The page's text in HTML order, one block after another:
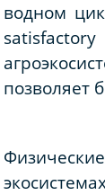
водном
позволяет